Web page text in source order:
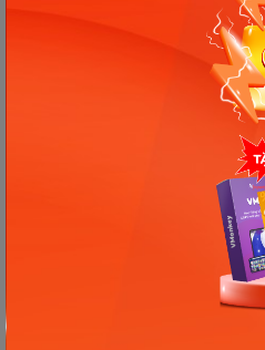
Các Bài Viết Mới
[Thảo
vạ) của